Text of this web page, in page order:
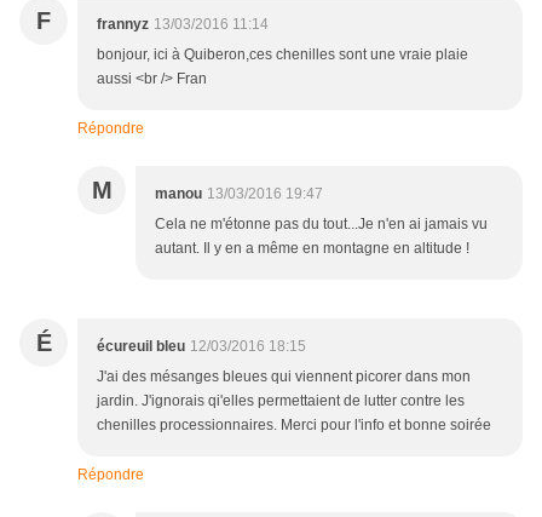
F frannyz 13/03/2016 11:14
bonjour, ici à Quiberon,ces chenilles sont une vraie plaie
aussi <br /> Fran
Répondre
M manou 13/03/2016 19:47
Cela ne m'étonne pas du tout...Je n'en ai jamais vu
autant. Il y en a même en montagne en altitude !
É écureuil bleu 12/03/2016 18:15
J'ai des mésanges bleues qui viennent picorer dans mon
jardin. J'ignorais qi'elles permettaient de lutter contre les
chenilles processionnaires. Merci pour l'info et bonne soirée
Répondre